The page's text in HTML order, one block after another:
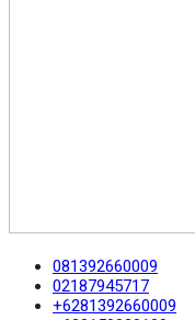
081392660009
02187945717
+6281392660009